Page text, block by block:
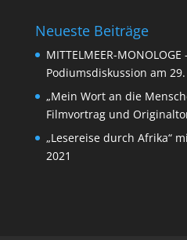
Neueste Beiträge
MITTELMEER-
Podiumsdiskussion am 29.
„Mein Wort an die
Filmvortrag und
„Lesereise durch Afrika“
2021